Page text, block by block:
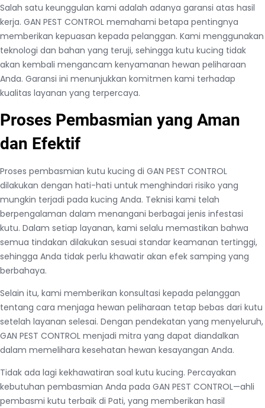
Salah satu keunggulan kami adalah adanya garansi atas hasil
kerja. GAN PEST CONTROL memahami betapa pentingnya
memberikan kepuasan kepada pelanggan. Kami menggunakan
teknologi dan bahan yang teruji, sehingga kutu kucing tidak
akan kembali mengancam kenyamanan hewan peliharaan
Anda. Garansi ini menunjukkan komitmen kami terhadap
kualitas layanan yang terpercaya.
Proses Pembasmian yang Aman
dan Efektif
Proses pembasmian kutu kucing di GAN PEST CONTROL
dilakukan dengan hati-hati untuk menghindari risiko yang
mungkin terjadi pada kucing Anda. Teknisi kami telah
berpengalaman dalam menangani berbagai jenis infestasi
kutu. Dalam setiap layanan, kami selalu memastikan bahwa
semua tindakan dilakukan sesuai standar keamanan tertinggi,
sehingga Anda tidak perlu khawatir akan efek samping yang
berbahaya.
Selain itu, kami memberikan konsultasi kepada pelanggan
tentang cara menjaga hewan peliharaan tetap bebas dari kutu
setelah layanan selesai. Dengan pendekatan yang menyeluruh,
GAN PEST CONTROL menjadi mitra yang dapat diandalkan
dalam memelihara kesehatan hewan kesayangan Anda.
Tidak ada lagi kekhawatiran soal kutu kucing. Percayakan
kebutuhan pembasmian Anda pada GAN PEST CONTROL—ahli
pembasmi kutu terbaik di Pati, yang memberikan hasil